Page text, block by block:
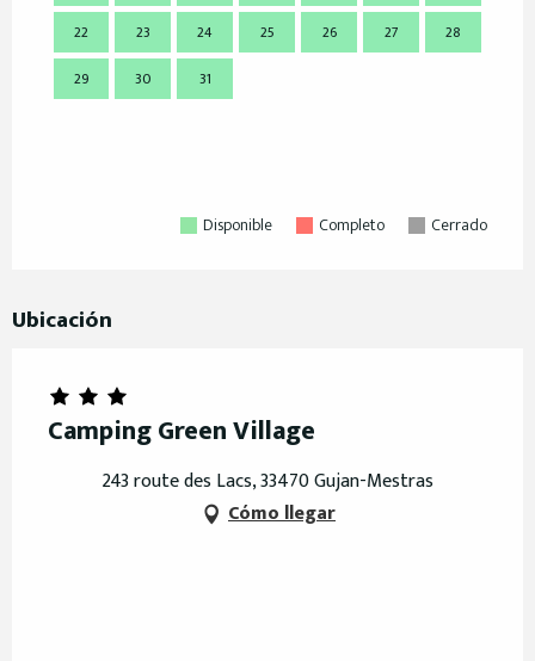
22
23 24 25 26 27
28
29
30 31
Disponible Completo Cerrado
Ubicación
Camping Green Village
243 route des Lacs, 33470 Gujan-Mestras
Cómo llegar